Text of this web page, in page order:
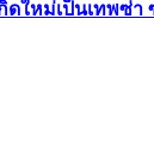
กิดใหม่เป็นเทพซ่า